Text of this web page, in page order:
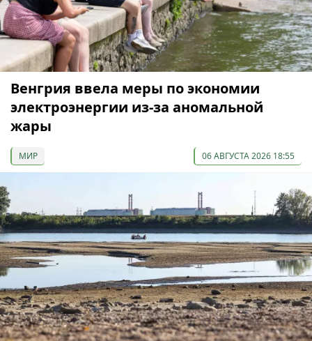
Венгрия ввела меры по экономии
электроэнергии из-за аномальной
жары
МИР 06 АВГУСТА 2026 18:55